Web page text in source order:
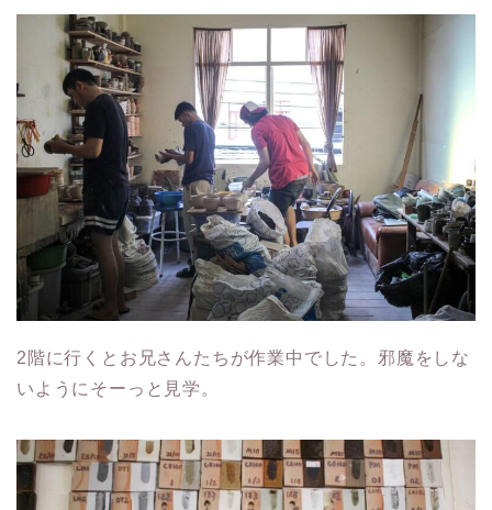
2階に行くとお兄さんたちが作業中でした。邪魔をしな
いようにそーっと見学。